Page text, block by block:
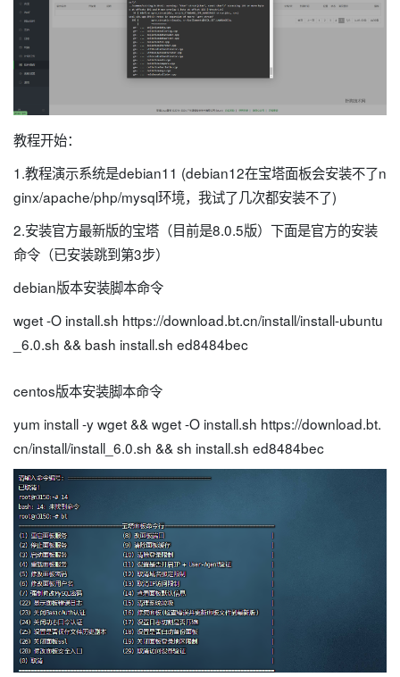
教程开始：
1.教程演示系统是debian11 (debian12在宝塔面板会安装不了n
ginx/apache/php/mysql环境，我试了几次都安装不了)
2.安装官方最新版的宝塔（目前是8.0.5版）下面是官方的安装
命令（已安装跳到第3步）
debian版本安装脚本命令
wget -O install.sh https://download.bt.cn/install/install-ubuntu
_6.0.sh && bash install.sh ed8484bec
centos版本安装脚本命令
yum install -y wget && wget -O install.sh https://download.bt.
cn/install/install_6.0.sh && sh install.sh ed8484bec